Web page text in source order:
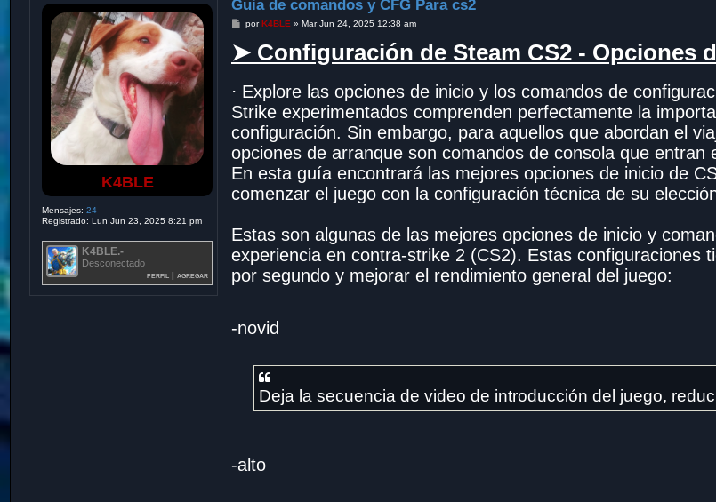
K4BLE
Mensajes: 24
Registrado: Lun Jun 23, 2025 8:21 pm
K4BLE.-
Desconectado
perfil | agregar
Guia de comandos y CFG Para cs2
M
s
a
e
porK4BLE » Mar Jun 24, 2025 12:38 am
➤ Configuración de Steam CS2 - Opciones
⋅ Explore las opciones de inicio y los comandos de
Strike experimentados comprenden perfectamente la
configuración. Sin embargo, para aquellos que abordan el
opciones de arranque son comandos de consola que
En esta guía encontrará las mejores opciones de inicio de
comenzar el juego con la configuración técnica de su
Estas son algunas de las mejores opciones de inicio y
experiencia en contra-strike 2 (CS2). Estas configuraciones
por segundo y mejorar el rendimiento general del juego:
-novid
Deja la secuencia de video de introducción del juego,
-alto